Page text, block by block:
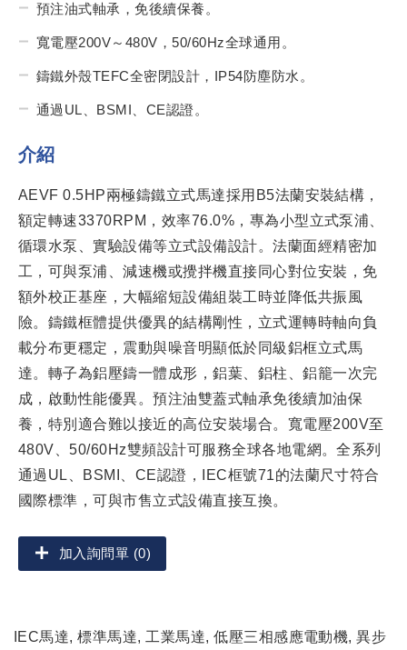
預注油式軸承，免後續保養。
寬電壓200V～480V，50/60Hz全球通用。
鑄鐵外殼TEFC全密閉設計，IP54防塵防水。
通過UL、BSMI、CE認證。
介紹
AEVF 0.5HP兩極鑄鐵立式馬達採用B5法蘭安裝結構，
額定轉速3370RPM，效率76.0%，專為小型立式泵浦、
循環水泵、實驗設備等立式設備設計。法蘭面經精密加
工，可與泵浦、減速機或攪拌機直接同心對位安裝，免
額外校正基座，大幅縮短設備組裝工時並降低共振風
險。鑄鐵框體提供優異的結構剛性，立式運轉時軸向負
載分布更穩定，震動與噪音明顯低於同級鋁框立式馬
達。轉子為鋁壓鑄一體成形，鋁葉、鋁柱、鋁籠一次完
成，啟動性能優異。預注油雙蓋式軸承免後續加油保
養，特別適合難以接近的高位安裝場合。寬電壓200V至
480V、50/60Hz雙頻設計可服務全球各地電網。全系列
通過UL、BSMI、CE認證，IEC框號71的法蘭尺寸符合
國際標準，可與市售立式設備直接互換。
加入詢問單 (0)
IEC馬達, 標準馬達, 工業馬達, 低壓三相感應電動機, 異步